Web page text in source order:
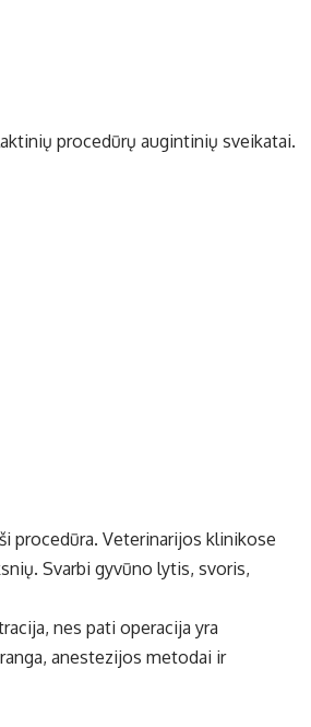
procedūrų augintinių sveikatai.
procedūra. Veterinarijos klinikose
Svarbi gyvūno lytis, svoris,
nes pati operacija yra
anestezijos metodai ir